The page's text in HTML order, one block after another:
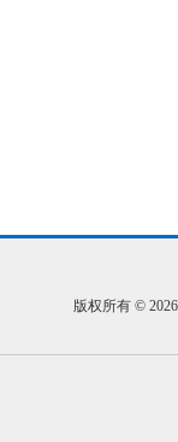
版权所有 ©